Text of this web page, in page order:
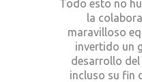
Todo esto no
la
maravilloso
invertido un
desarrollo
incluso su fin